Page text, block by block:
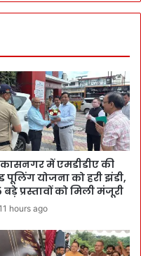
में एमडीडीए की
पूलिंग योजना को हरी झंडी,
बड़े प्रस्तावों को मिली मंजूरी
hours ago